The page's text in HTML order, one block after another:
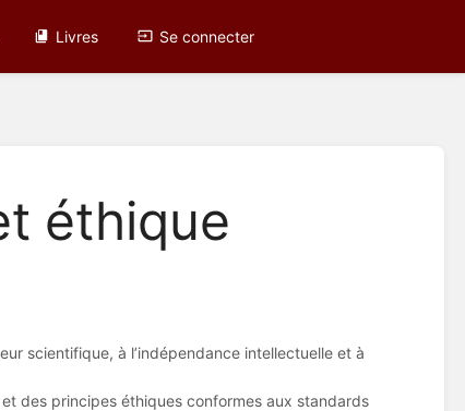
Livres Se connecter
éthique
scientifique, à l’indépendance intellectuelle et à
des principes éthiques conformes aux standards